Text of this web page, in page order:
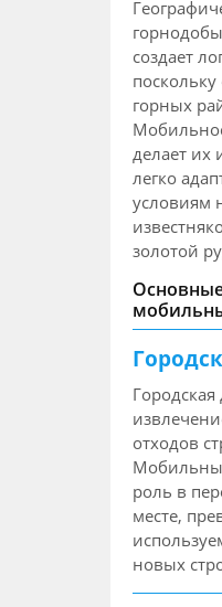
создает
горных
делает
легко
условиям
золотой
отходов
роль в
месте,
новых